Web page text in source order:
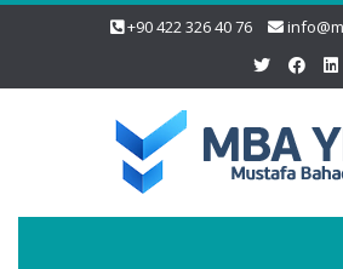
+90 422 326 40 76